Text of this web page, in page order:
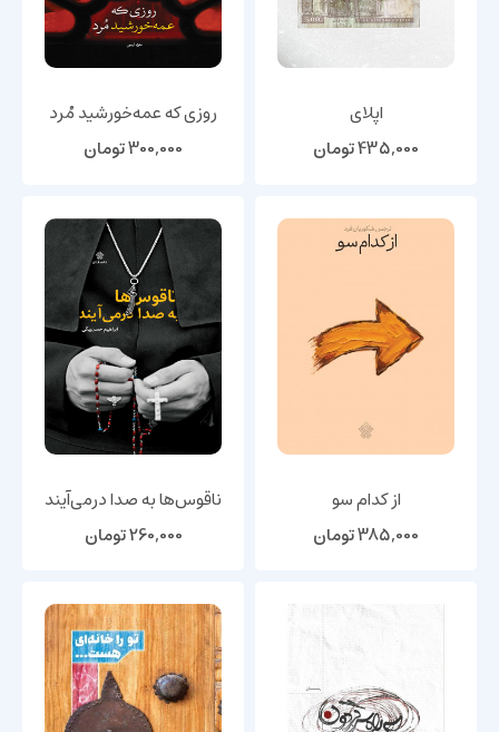
اپلای
435,000تومان
روزی که عمه‌خورشید مُرد
300,000تومان
از کدام سو
385,000تومان
ناقوس‌ها به صدا درمی‌آیند
260,000تومان